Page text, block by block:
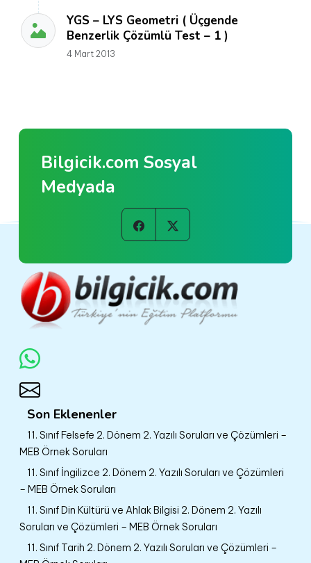
YGS – LYS Geometri ( Üçgende
Benzerlik Çözümlü Test – 1 )
4 Mart 2013
Bilgicik.com Sosyal
Medyada
Son Eklenenler
11. Sınıf Felsefe 2. Dönem 2. Yazılı Soruları ve Çözümleri –
MEB Örnek Soruları
11. Sınıf İngilizce 2. Dönem 2. Yazılı Soruları ve Çözümleri
– MEB Örnek Soruları
11. Sınıf Din Kültürü ve Ahlak Bilgisi 2. Dönem 2. Yazılı
Soruları ve Çözümleri – MEB Örnek Soruları
11. Sınıf Tarih 2. Dönem 2. Yazılı Soruları ve Çözümleri –